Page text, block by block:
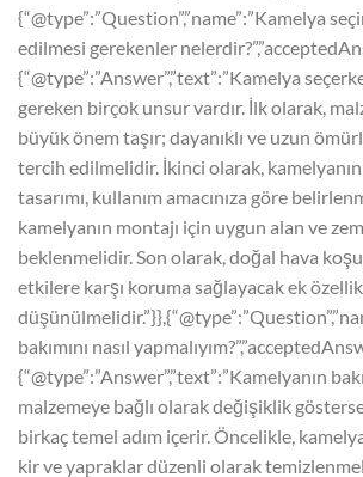
{“@type”:”Question”,”name”:”Kamelya
edilmesi gerekenler
{“@type”:”Answer”,”text”:”Kamelya
gereken birçok unsur vardır. İlk olarak,
büyük önem taşır; dayanıklı ve uzun
tercih edilmelidir. İkinci olarak,
tasarımı, kullanım amacınıza göre
kamelyanın montajı için uygun alan ve
beklenmelidir. Son olarak, doğal hava
etkilere karşı koruma sağlayacak ek
bakımını nasıl
{“@type”:”Answer”,”text”:”Kamelyanın
malzemeye bağlı olarak değişiklik
birkaç temel adım içerir. Öncelikle,
kir ve yapraklar düzenli olarak